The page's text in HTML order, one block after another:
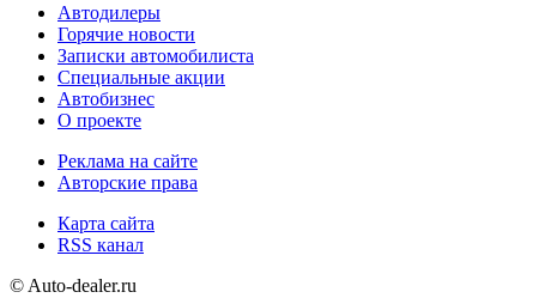
Автодилеры
Горячие новости
Записки автомобилиста
Специальные акции
Автобизнес
О проекте
Реклама на сайте
Авторские права
Карта сайта
RSS канал
© Auto-dealer.ru